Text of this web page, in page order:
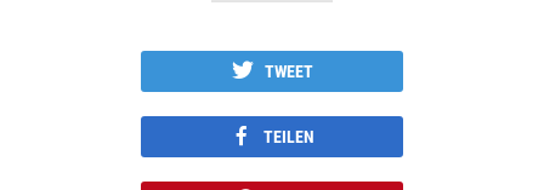
TWEET
TEILEN